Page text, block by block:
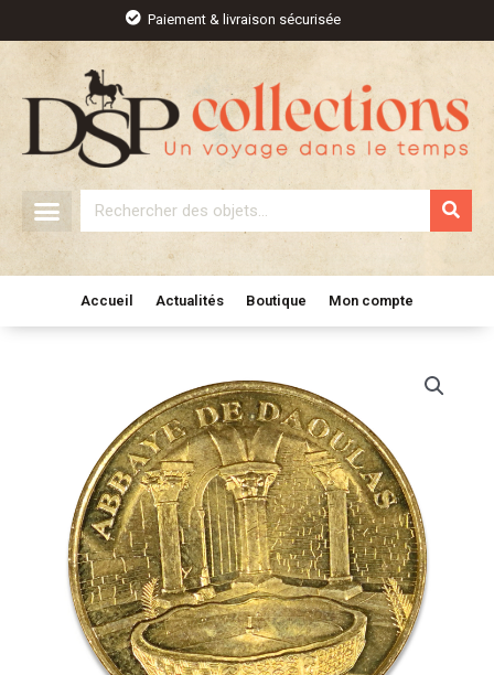
contenu
Paiement & livraison sécurisée
Rechercher
Accueil Actualités Boutique Mon compte